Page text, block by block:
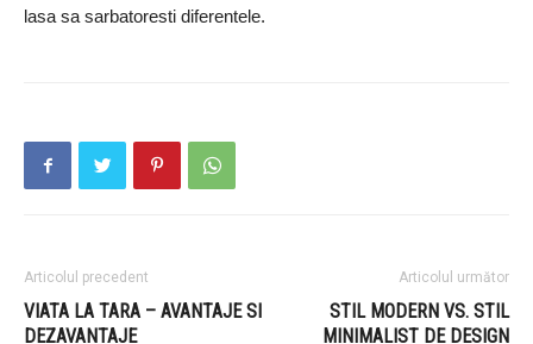
lasa sa sarbatoresti diferentele.
Articolul precedent
VIATA LA TARA – AVANTAJE SI
DEZAVANTAJE
Articolul următor
STIL MODERN VS. STIL
MINIMALIST DE DESIGN